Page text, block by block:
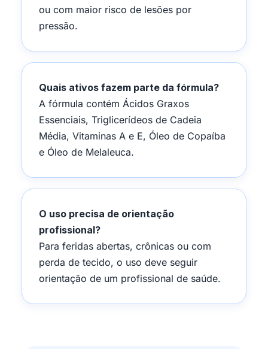
ou com maior risco de lesões por
pressão.
Quais ativos fazem parte da fórmula?
A fórmula contém Ácidos Graxos
Essenciais, Triglicerídeos de Cadeia
Média, Vitaminas A e E, Óleo de Copaíba
e Óleo de Melaleuca.
O uso precisa de orientação
profissional?
Para feridas abertas, crônicas ou com
perda de tecido, o uso deve seguir
orientação de um profissional de saúde.